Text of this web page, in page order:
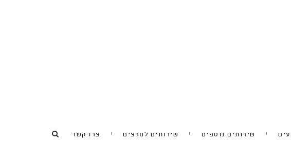
שירותים נוספים שירותים למרצים צרו קשר